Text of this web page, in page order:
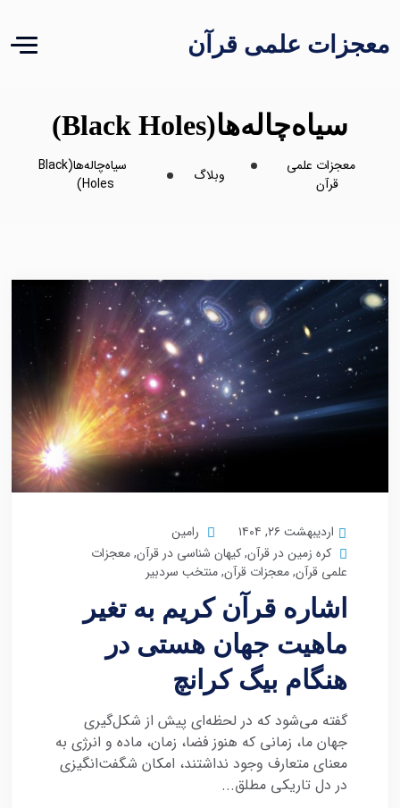
معجزات علمی قرآن
سیاه‌چاله‌ها(Black Holes)
معجزات علمی
قرآن
وبلاگ
سیاه‌چاله‌ها(Black
Holes)
اردیبهشت ۲۶, ۱۴۰۴
رامین
کره زمین در قرآن,کیهان شناسی در قرآن,معجزات
علمی قرآن,معجزات قرآن,منتخب سردبیر
اشاره قرآن کریم به تغیر
ماهیت جهان هستی در
هنگام بیگ کرانچ
گفته می‌شود که در لحظه‌ای پیش از شکل‌گیری
جهان ما، زمانی که هنوز فضا، زمان، ماده و انرژی به
معنای متعارف وجود نداشتند، امکان شگفت‌انگیزی
در دل تاریکی مطلق...